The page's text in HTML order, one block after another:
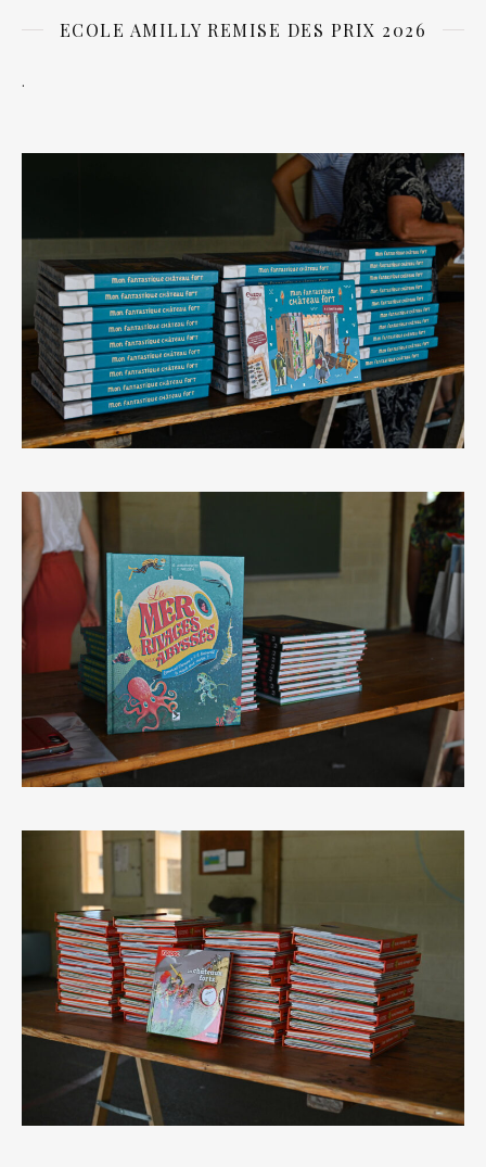
ECOLE AMILLY REMISE DES PRIX 2026
.